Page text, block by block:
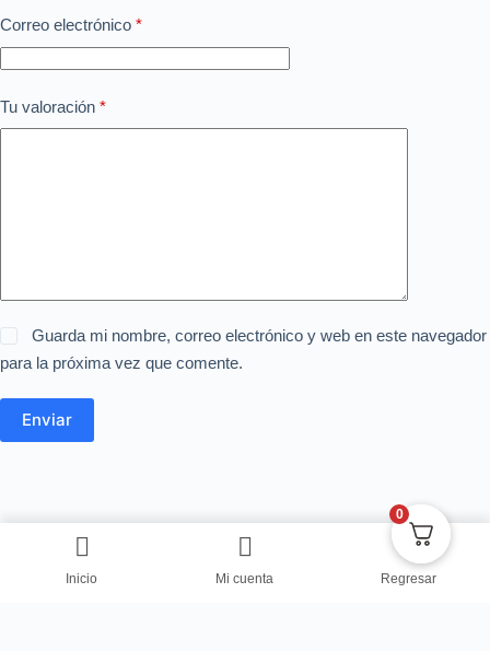
Correo electrónico *
Tu valoración *
Guarda mi nombre, correo electrónico y web en este navegador
para la próxima vez que comente.
Enviar
Inicio Mi cuenta Regresar
0